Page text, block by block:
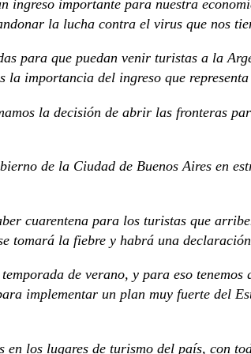
ingreso importante para nuestra
la lucha contra el virus que nos
para que puedan venir turistas a la
la importancia del ingreso que
la decisión de abrir las fronteras
de la Ciudad de Buenos Aires en
cuarentena para los turistas que
tomará la fiebre y habrá una
de verano, y para eso
implementar un plan muy fuerte del
en los lugares de turismo del país, con